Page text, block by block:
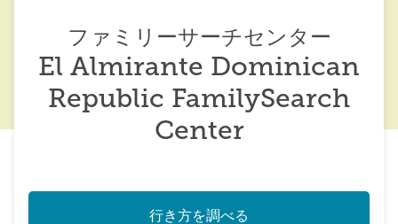
ファミリーサーチセンター
El Almirante Dominican
Republic FamilySearch
Center
行き方を調べる